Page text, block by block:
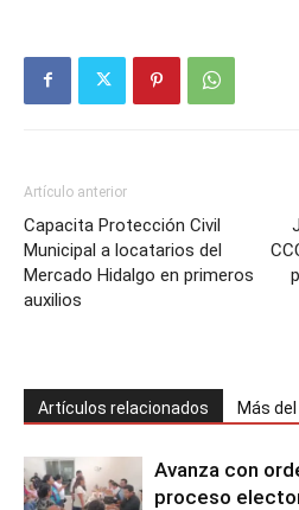
Artículo anterior
Capacita Protección Civil
Municipal a locatarios del
Mercado Hidalgo en primeros
auxilios
Artículos relacionados Más
Avanza con
proceso